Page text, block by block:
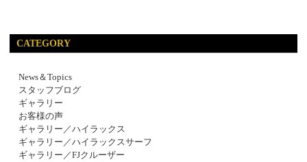
CATEGORY
News＆Topics
スタッフブログ
ギャラリー
お客様の声
ギャラリー／ハイラックス
ギャラリー／ハイラックスサーフ
ギャラリー／FJクルーザー